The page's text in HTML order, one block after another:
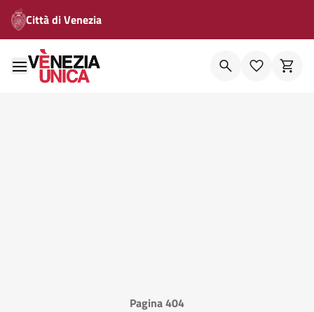
Città di Venezia
Pagina 404